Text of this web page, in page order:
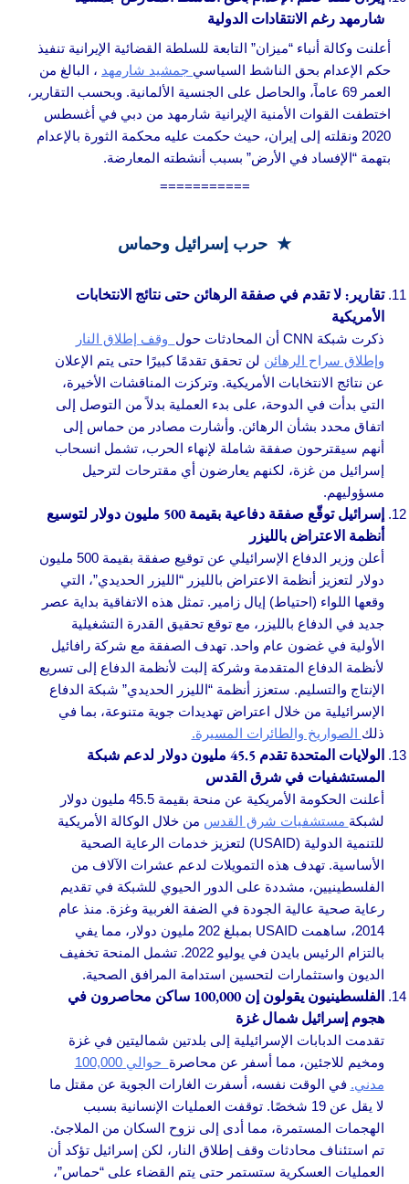
شارمهد رغم الانتقادات الدولية
أعلنت وكالة أنباء “ميزان” التابعة للسلطة القضائية الإيرانية تنفيذ
حكم الإعدام بحق الناشط السياسي جمشيد شارمهد ، البالغ من
العمر 69 عاماً، والحاصل على الجنسية الألمانية. وبحسب التقارير،
اختطفت القوات الأمنية الإيرانية شارمهد من دبي في أغسطس
2020 ونقلته إلى إيران، حيث حكمت عليه محكمة الثورة بالإعدام
بتهمة “الإفساد في الأرض” بسبب أنشطته المعارضة.
===========
★ حرب إسرائيل وحماس
تقارير: لا تقدم في صفقة الرهائن حتى نتائج الانتخابات
الأمريكية
ذكرت شبكة CNN أن المحادثات حول
وقف إطلاق النار
وإطلاق سراح الرهائن لن تحقق تقدمًا كبيرًا حتى يتم الإعلان
عن نتائج الانتخابات الأمريكية. وتركزت المناقشات الأخيرة،
التي بدأت في الدوحة، على بدء العملية بدلاً من التوصل إلى
اتفاق محدد بشأن الرهائن. وأشارت مصادر من حماس إلى
أنهم سيقترحون صفقة شاملة لإنهاء الحرب، تشمل انسحاب
إسرائيل من غزة، لكنهم يعارضون أي مقترحات لترحيل
مسؤوليهم.
إسرائيل توقّع صفقة دفاعية بقيمة 500 مليون دولار لتوسيع
أنظمة الاعتراض بالليزر
أعلن وزير الدفاع الإسرائيلي عن توقيع صفقة بقيمة 500 مليون
دولار لتعزيز أنظمة الاعتراض بالليزر “الليزر الحديدي”، التي
وقعها اللواء (احتياط) إيال زامير. تمثل هذه الاتفاقية بداية عصر
جديد في الدفاع بالليزر، مع توقع تحقيق القدرة التشغيلية
الأولية في غضون عام واحد. تهدف الصفقة مع شركة رافائيل
لأنظمة الدفاع المتقدمة وشركة إلبت لأنظمة الدفاع إلى تسريع
الإنتاج والتسليم. ستعزز أنظمة “الليزر الحديدي” شبكة الدفاع
الإسرائيلية من خلال اعتراض تهديدات جوية متنوعة، بما في
ذلك الصواريخ والطائرات المسيرة.
الولايات المتحدة تقدم 45.5 مليون دولار لدعم شبكة
المستشفيات في شرق القدس
أعلنت الحكومة الأمريكية عن منحة بقيمة 45.5 مليون دولار
لشبكة مستشفيات شرق القدس من خلال الوكالة الأمريكية
للتنمية الدولية (USAID) لتعزيز خدمات الرعاية الصحية
الأساسية. تهدف هذه التمويلات لدعم عشرات الآلاف من
الفلسطينيين، مشددة على الدور الحيوي للشبكة في تقديم
رعاية صحية عالية الجودة في الضفة الغربية وغزة. منذ عام
2014، ساهمت USAID بمبلغ 202 مليون دولار، مما يفي
بالتزام الرئيس بايدن في يوليو 2022. تشمل المنحة تخفيف
الديون واستثمارات لتحسين استدامة المرافق الصحية.
الفلسطينيون يقولون إن 100,000 ساكن محاصرون في
هجوم إسرائيل شمال غزة
تقدمت الدبابات الإسرائيلية إلى بلدتين شماليتين في غزة
ومخيم للاجئين، مما أسفر عن محاصرة
حوالي 100,000
مدني. في الوقت نفسه، أسفرت الغارات الجوية عن مقتل ما
لا يقل عن 19 شخصًا. توقفت العمليات الإنسانية بسبب
الهجمات المستمرة، مما أدى إلى نزوح السكان من الملاجئ.
تم استئناف محادثات وقف إطلاق النار، لكن إسرائيل تؤكد أن
العمليات العسكرية ستستمر حتى يتم القضاء على “حماس”،